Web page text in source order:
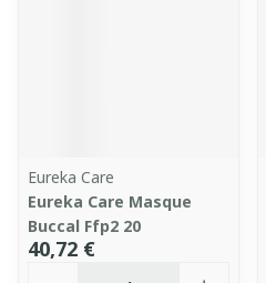
Eureka Care
Eureka Care Masque
Buccal Ffp2 20
40,72 €